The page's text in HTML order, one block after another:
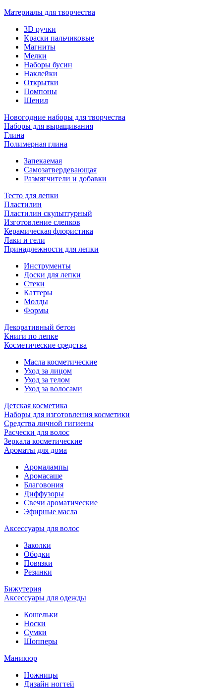
Материалы для творчества
3D ручки
Краски пальчиковые
Магниты
Мелки
Наборы бусин
Наклейки
Открытки
Помпоны
Шенил
Новогодние наборы для творчества
Наборы для выращивания
Глина
Полимерная глина
Запекаемая
Самозатвердевающая
Размягчители и добавки
Тесто для лепки
Пластилин
Пластилин скульптурный
Изготовление слепков
Керамическая флористика
Лаки и гели
Принадлежности для лепки
Инструменты
Доски для лепки
Стеки
Каттеры
Молды
Формы
Декоративный бетон
Книги по лепке
Косметические средства
Масла косметические
Уход за лицом
Уход за телом
Уход за волосами
Детская косметика
Наборы для изготовления косметики
Средства личной гигиены
Расчески для волос
Зеркала косметические
Ароматы для дома
Аромалампы
Аромасаше
Благовония
Диффузоры
Свечи ароматические
Эфирные масла
Аксессуары для волос
Заколки
Ободки
Повязки
Резинки
Бижутерия
Аксессуары для одежды
Кошельки
Носки
Сумки
Шопперы
Маникюр
Ножницы
Дизайн ногтей